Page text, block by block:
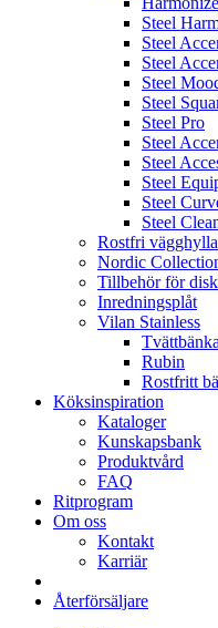
Steel
Steel
Steel
Steel
Steel
Steel Pro
Steel
Steel
Steel
Steel
Steel
Rostfri vägghylla
Nordic
Tillbehör för
Inredningsplåt
Vilan Stainless
Rubin
Rostfritt
Köksinspiration
Kataloger
Kunskapsbank
Produktvård
FAQ
Ritprogram
Om oss
Kontakt
Karriär
Återförsäljare